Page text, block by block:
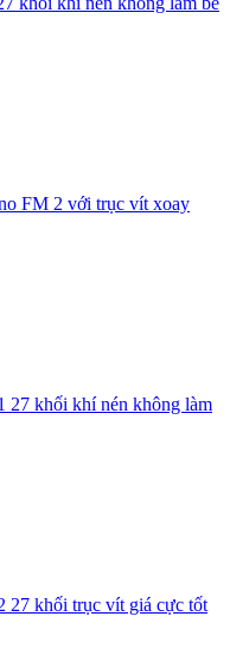
FM 2 với trục vít xoay
27 khối khí nén không làm
27 khối trục vít giá cực tốt